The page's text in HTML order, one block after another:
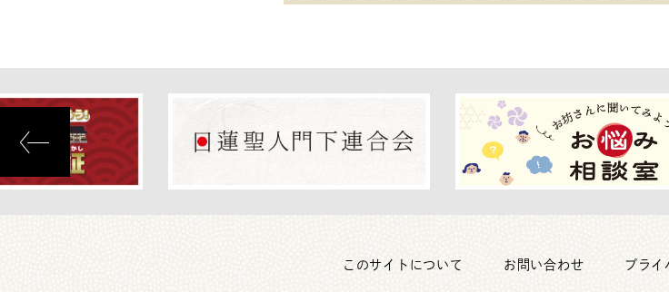
このサイトについて お問い合わせ プライ